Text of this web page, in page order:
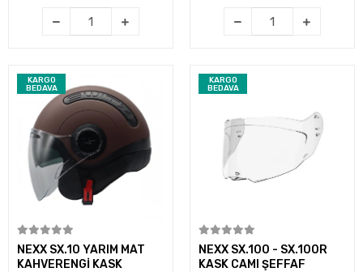
KARGO
BEDAVA
Sepete Ekle
NEXX SX.10 YARIM MAT
KAHVERENGİ KASK
KARGO
BEDAVA
Sepete Ekle
NEXX SX.100 - SX.100R
KASK CAMI ŞEFFAF